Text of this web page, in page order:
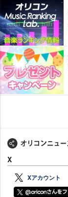
X
Xアカウント